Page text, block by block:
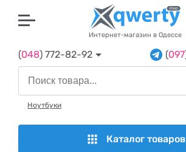
Интернет-магазин в Одессе
(048) 772-82-92 (097
Ноутбуки
Каталог товаров